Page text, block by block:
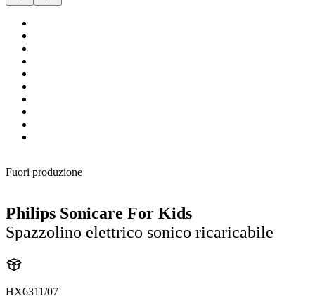
Fuori produzione
Philips Sonicare For Kids
Spazzolino elettrico sonico ricaricabile
HX6311/07